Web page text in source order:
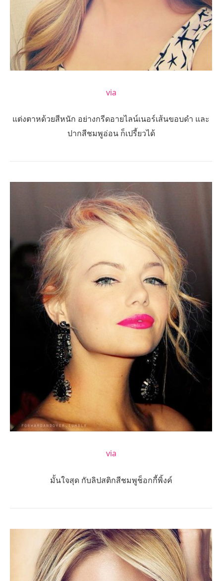
via
แต่งตาหด้วยสีหนัก อย่างกรีดอายไลน์เนอร์เส้นขอบดำ และ
ปากสีชมพูอ่อน ก็เปรี้ยวได้
via
มั้นใจสุด กับลิปสติกสีชมพูช็อกกี้พิ้งค์